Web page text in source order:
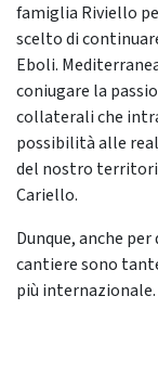
famiglia Riviello
scelto di
Eboli.
coniugare la
collaterali che
possibilità alle
del nostro
Cariello.
Dunque, anche
cantiere sono
più internazionale.